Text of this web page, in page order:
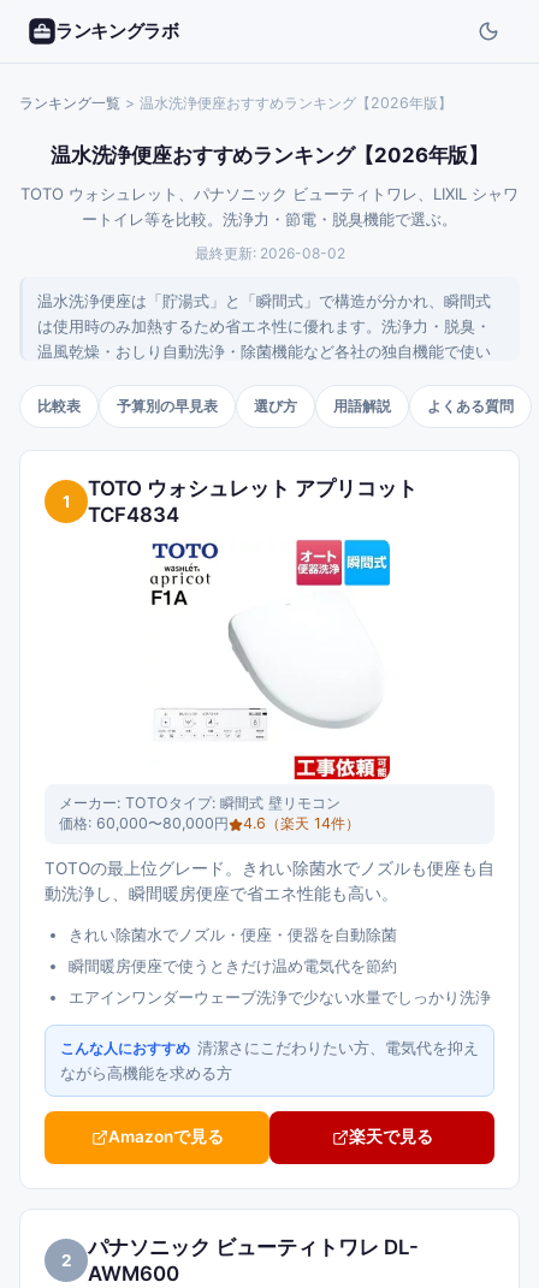
ランキングラボ
ランキング一覧 > 温水洗浄便座おすすめランキング【2026年版】
温水洗浄便座おすすめランキング【2026年版】
TOTO ウォシュレット、パナソニック ビューティトワレ、LIXIL シャワ
ートイレ等を比較。洗浄力・節電・脱臭機能で選ぶ。
最終更新: 2026-08-02
温水洗浄便座は「貯湯式」と「瞬間式」で構造が分かれ、瞬間式
は使用時のみ加熱するため省エネ性に優れます。洗浄力・脱臭・
温風乾燥・おしり自動洗浄・除菌機能など各社の独自機能で使い
のDIYでも可能。タンクレス化したい場合は便器ごと交換が必要で
す。
比較表 予算別の早見表 選び方 用語解説 よくある質問
1
TOTO ウォシュレット アプリコット
TCF4834
メーカー: TOTOタイプ: 瞬間式 壁リモコン
価格: 60,000〜80,000円 4.6 （楽天 14件）
TOTOの最上位グレード。きれい除菌水でノズルも便座も自
動洗浄し、瞬間暖房便座で省エネ性能も高い。
きれい除菌水でノズル・便座・便器を自動除菌
瞬間暖房便座で使うときだけ温め電気代を節約
エアインワンダーウェーブ洗浄で少ない水量でしっかり洗浄
こんな人におすすめ 清潔さにこだわりたい方、電気代を抑え
ながら高機能を求める方
Amazonで見る 楽天で見る
2
パナソニック ビューティトワレ DL-
AWM600